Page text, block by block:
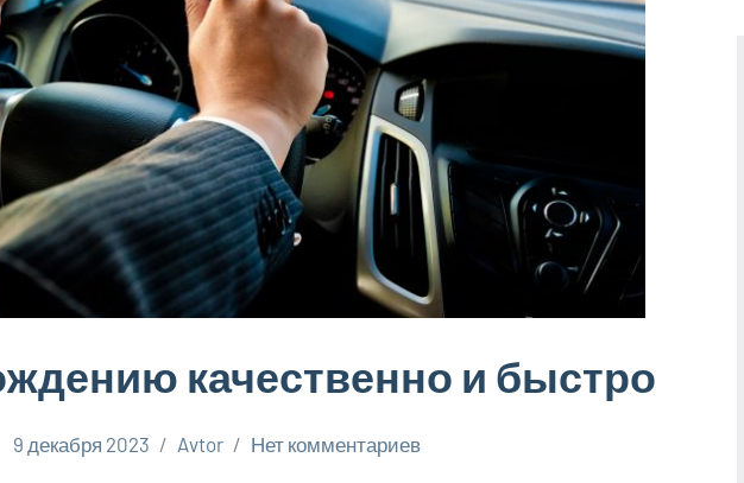
качественно и быстро
9 декабря 2023 Avtor Нет комментариев